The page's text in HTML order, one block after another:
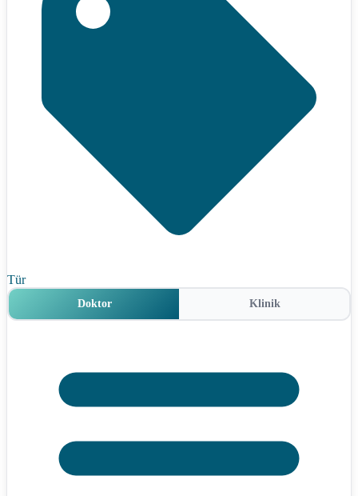
Tür
Doktor Klinik